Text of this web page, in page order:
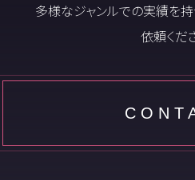
多様なジャンルでの実績を
依頼くだ